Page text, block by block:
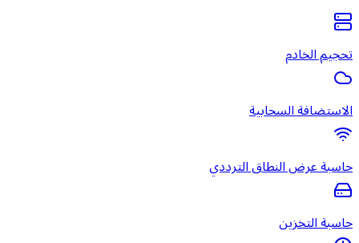
تحجيم الخادم
الاستضافة السحابية
حاسبة عرض النطاق الترددي
حاسبة التخزين